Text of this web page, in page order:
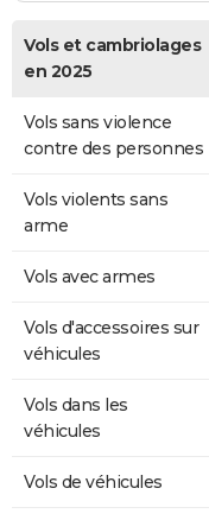
Vols et cambriolages
en 2025
Vols sans violence
contre des personnes
Vols violents sans
arme
Vols avec armes
Vols d'accessoires sur
véhicules
Vols dans les
véhicules
Vols de véhicules